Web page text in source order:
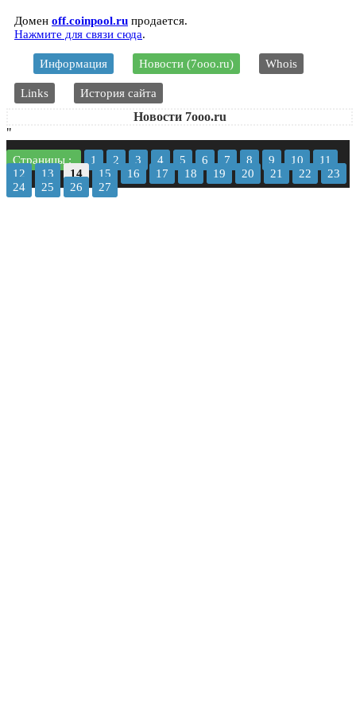
Домен off.coinpool.ru продается.
Нажмите для связи сюда.
Информация Новости (7ooo.ru) Whois
Links История сайта
Новости 7ooo.ru
"
Страницы : 1 2 3 4 5 6 7 8 9 10
11
12
13 14 15 16 17 18 19 20 21 22
23
24
25 26 27